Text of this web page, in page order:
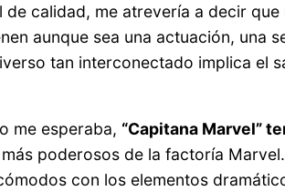
de calidad, me atrevería a decir
aunque sea una actuación,
tan interconectado implica el
me esperaba, “Capitana Marvel”
poderosos de la factoría
con los elementos